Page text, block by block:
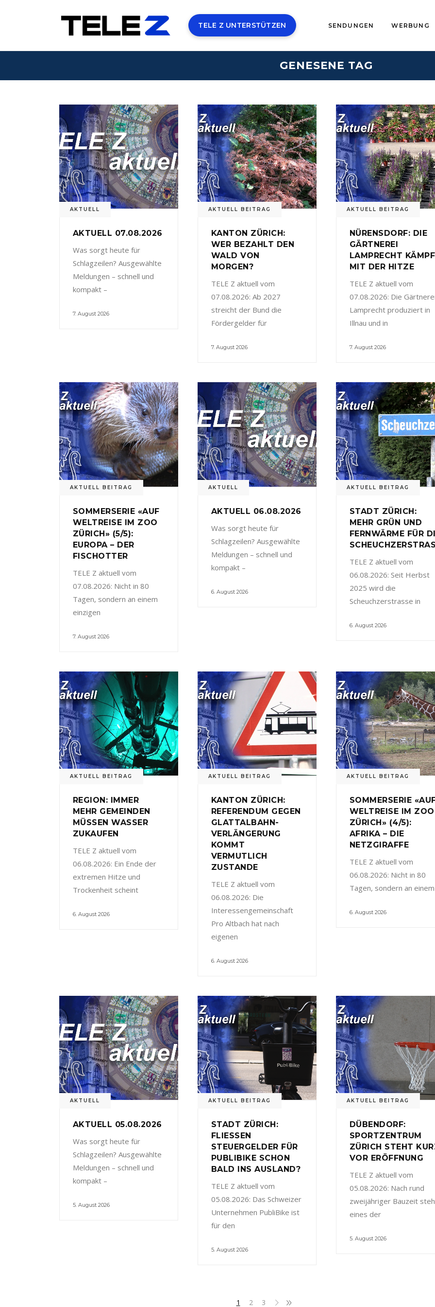
TELE Z UNTERSTÜTZEN SENDUNGEN WERBUNG
GENESENE TAG
AKTUELL
AKTUELL 07.08.2026
Was sorgt heute für
Schlagzeilen? Ausgewählte
Meldungen – schnell und
kompakt –
7. August 2026
AKTUELL BEITRAG
KANTON ZÜRICH:
WER BEZAHLT DEN
WALD VON
MORGEN?
TELE Z aktuell vom
07.08.2026: Ab 2027
streicht der Bund die
Fördergelder für
7. August 2026
AKTUELL BEITRAG
NÜRENSDORF: DIE
GÄRTNEREI
LAMPRECHT
MIT DER HITZE
TELE Z aktuell vom
07.08.2026: Die
Lamprecht produziert in
Illnau und in
7. August 2026
AKTUELL BEITRAG
SOMMERSERIE «AUF
WELTREISE IM ZOO
ZÜRICH» (5/5):
EUROPA – DER
FISCHOTTER
TELE Z aktuell vom
07.08.2026: Nicht in 80
Tagen, sondern an einem
einzigen
7. August 2026
AKTUELL
AKTUELL 06.08.2026
Was sorgt heute für
Schlagzeilen? Ausgewählte
Meldungen – schnell und
kompakt –
6. August 2026
AKTUELL BEITRAG
STADT ZÜRICH:
MEHR GRÜN UND
FERNWÄRME FÜR
TELE Z aktuell vom
06.08.2026: Seit Herbst
2025 wird die
Scheuchzerstrasse in
6. August 2026
AKTUELL BEITRAG
REGION: IMMER
MEHR GEMEINDEN
MÜSSEN WASSER
ZUKAUFEN
TELE Z aktuell vom
06.08.2026: Ein Ende der
extremen Hitze und
Trockenheit scheint
6. August 2026
AKTUELL BEITRAG
KANTON ZÜRICH:
REFERENDUM GEGEN
GLATTALBAHN-
VERLÄNGERUNG
KOMMT
VERMUTLICH
ZUSTANDE
TELE Z aktuell vom
06.08.2026: Die
Interessengemeinschaft
Pro Altbach hat nach
eigenen
6. August 2026
AKTUELL BEITRAG
SOMMERSERIE
WELTREISE IM ZOO
ZÜRICH» (4/5):
AFRIKA – DIE
NETZGIRAFFE
TELE Z aktuell vom
06.08.2026: Nicht in 80
Tagen, sondern an einem
6. August 2026
AKTUELL
AKTUELL 05.08.2026
Was sorgt heute für
Schlagzeilen? Ausgewählte
Meldungen – schnell und
kompakt –
5. August 2026
AKTUELL BEITRAG
STADT ZÜRICH:
FLIESSEN
STEUERGELDER FÜR
PUBLIBIKE SCHON
BALD INS AUSLAND?
TELE Z aktuell vom
05.08.2026: Das Schweizer
Unternehmen PubliBike ist
für den
5. August 2026
AKTUELL BEITRAG
DÜBENDORF:
SPORTZENTRUM
ZÜRICH STEHT
VOR ERÖFFNUNG
TELE Z aktuell vom
05.08.2026: Nach rund
zweijähriger Bauzeit
eines der
5. August 2026
1 2 3